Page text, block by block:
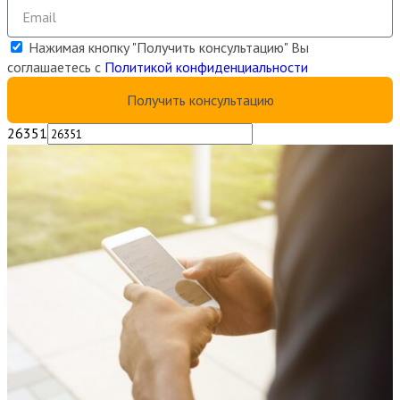
Нажимая кнопку "Получить консультацию" Вы
соглашаетесь с Политикой конфиденциальности
Получить консультацию
26351